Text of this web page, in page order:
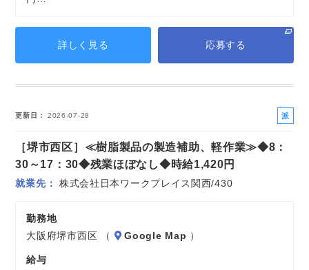
詳しく見る 応募する
更新日 2026-07-28
派
社
［堺市西区］≪樹脂製品の製造補助、軽作業≫◆8：
30～17：30◆残業ほぼなし◆時給1,420円
就業先 株式会社日本ワークプレイス関西/430
勤務地
大阪府堺市西区 （
Google Map ）
給与